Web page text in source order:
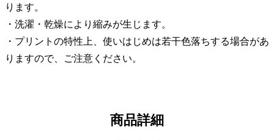
ります。
・洗濯・乾燥により縮みが生じます。
・プリントの特性上、使いはじめは若干色落ちする場合があ
りますので、ご注意ください。
商品詳細